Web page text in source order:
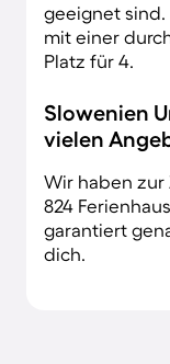
geeignet sind.
mit einer
Platz für 4.
Slowenien
vielen
Wir haben zur
824
garantiert
dich.